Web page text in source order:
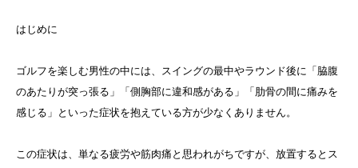
はじめに
ゴルフを楽しむ男性の中には、スイングの最中やラウンド後に「脇腹
のあたりが突っ張る」「側胸部に違和感がある」「肋骨の間に痛みを
感じる」といった症状を抱えている方が少なくありません。
この症状は、単なる疲労や筋肉痛と思われがちですが、放置するとス